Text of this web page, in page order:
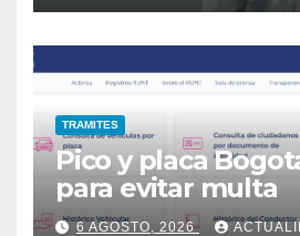
TRAMITES
Pico y placa
para evitar multa
6 AGOSTO, 2026